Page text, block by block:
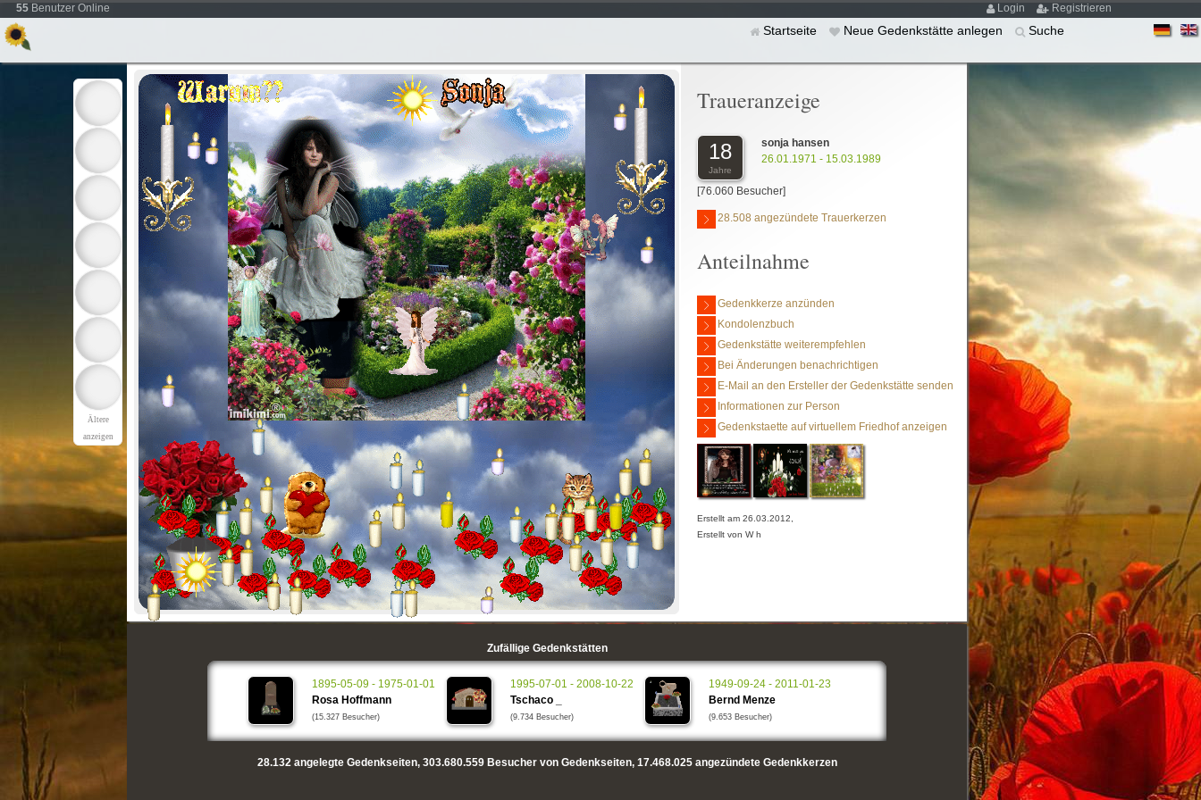
55 Benutzer Online Login Registrieren
Startseite Neue Gedenkstätte anlegen Suche
Ältere
anzeigen
Traueranzeige
18
Jahre
sonja hansen
26.01.1971 - 15.03.1989
[76.060 Besucher]
28.508 angezündete Trauerkerzen
Anteilnahme
Gedenkkerze anzünden
Kondolenzbuch
Gedenkstätte weiterempfehlen
Bei Änderungen benachrichtigen
E-Mail an den Ersteller der Gedenkstätte senden
Informationen zur Person
Gedenkstaette auf virtuellem Friedhof anzeigen
Erstellt am 26.03.2012,
Erstellt von W h
Zufällige Gedenkstätten
1895-05-09 - 1975-01-01
Rosa Hoffmann
(15.327 Besucher)
1995-07-01 - 2008-10-22
Tschaco _
(9.734 Besucher)
1949-09-24 - 2011-01-23
Bernd Menze
(9.653 Besucher)
28.132angelegte Gedenkseiten, 303.680.559Besucher von Gedenkseiten, 17.468.025angezündete Gedenkkerzen